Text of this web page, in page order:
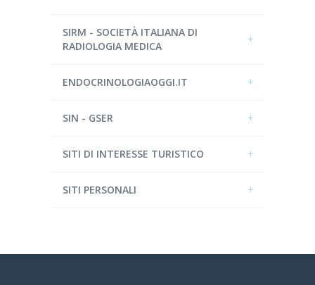
SIRM - SOCIETÀ ITALIANA DI
RADIOLOGIA MEDICA
ENDOCRINOLOGIAOGGI.IT
SIN - GSER
SITI DI INTERESSE TURISTICO
SITI PERSONALI